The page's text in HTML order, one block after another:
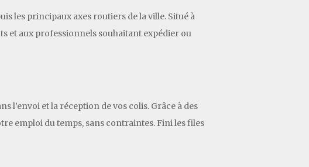
les principaux axes routiers de la ville. Situé à
et aux professionnels souhaitant expédier ou
l’envoi et la réception de vos colis. Grâce à des
emploi du temps, sans contraintes. Fini les files